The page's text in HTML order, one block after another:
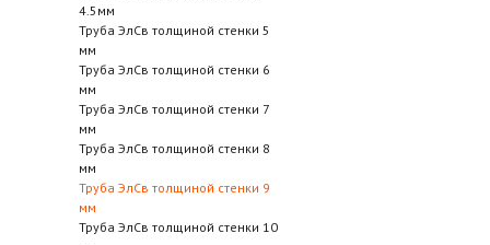
4.5мм
Труба ЭлСв толщиной стенки 5
мм
Труба ЭлСв толщиной стенки 6
мм
Труба ЭлСв толщиной стенки 7
мм
Труба ЭлСв толщиной стенки 8
мм
Труба ЭлСв толщиной стенки 9
мм
Труба ЭлСв толщиной стенки 10